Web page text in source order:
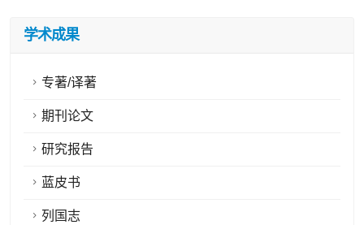
学术成果
专著/译著
期刊论文
研究报告
蓝皮书
列国志